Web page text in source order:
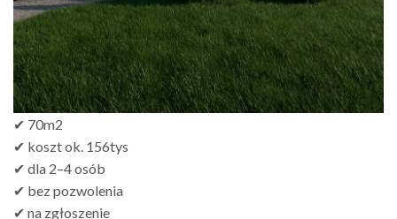
✔ 70m2
✔ koszt ok. 156tys
✔ dla 2–4 osób
✔ bez pozwolenia
✔ na zgłoszenie